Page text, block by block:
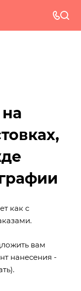
как с
вам
нанесения -